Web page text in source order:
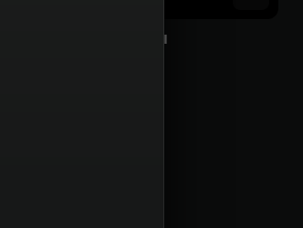
Арсен Люпен